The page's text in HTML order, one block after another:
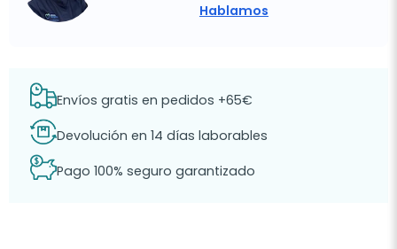
Hablamos
Envíos gratis en pedidos +65€
Devolución en 14 días laborables
Pago 100% seguro garantizado